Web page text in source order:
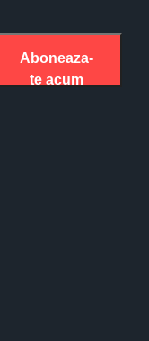
Aboneaza-
te acum